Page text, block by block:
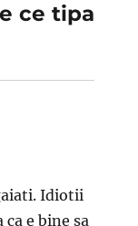
ce tipa
Idiotii
e bine sa